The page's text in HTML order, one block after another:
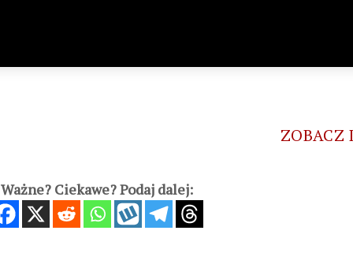
ZOBACZ
Ważne? Ciekawe? Podaj dalej: